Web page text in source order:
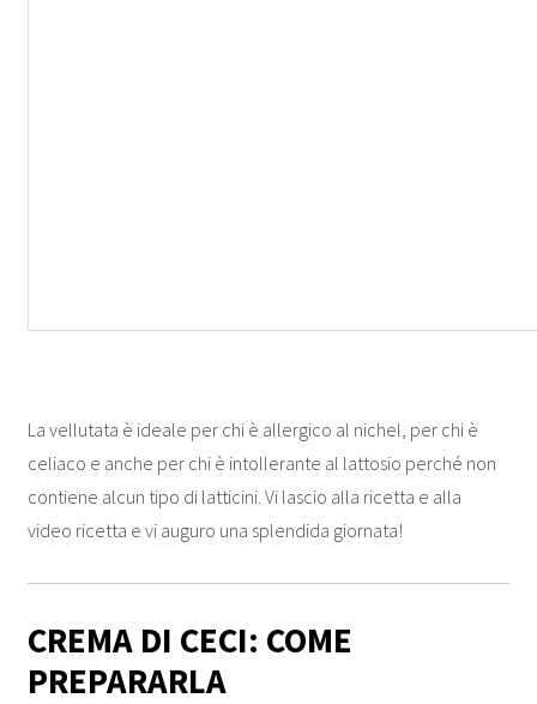
La vellutata è ideale per chi è allergico al nichel, per chi è
celiaco e anche per chi è intollerante al lattosio perché non
contiene alcun tipo di latticini. Vi lascio alla ricetta e alla
video ricetta e vi auguro una splendida giornata!
CREMA DI CECI: COME
PREPARARLA